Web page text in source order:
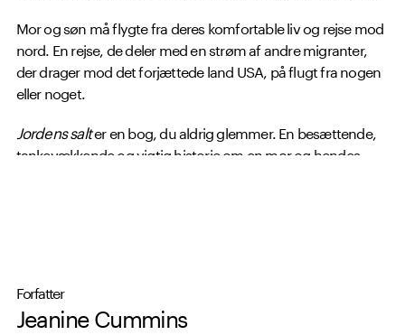
Mor og søn må flygte fra deres komfortable liv og rejse mod
nord. En rejse, de deler med en strøm af andre migranter,
der drager mod det forjættede land USA, på flugt fra nogen
eller noget.
Jordens salter en bog, du aldrig glemmer. En besættende,
tankevækkende og vigtig historie om en mor og hendes
Forfatter
Jeanine Cummins